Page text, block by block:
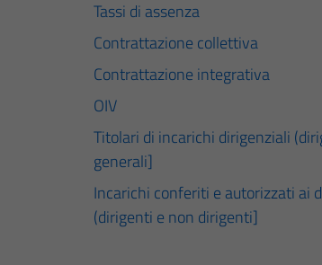
Tassi di assenza
Contrattazione collettiva
Contrattazione integrativa
OIV
Titolari di incarichi dirigenziali
generali]
Incarichi conferiti e autorizzati ai
(dirigenti e non dirigenti]